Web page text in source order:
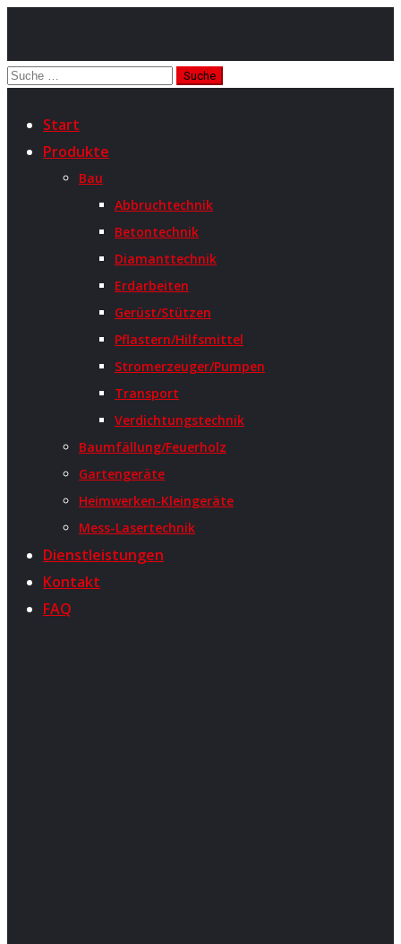
Start
Produkte
Bau
Abbruchtechnik
Betontechnik
Diamanttechnik
Erdarbeiten
Gerüst/Stützen
Pflastern/Hilfsmittel
Stromerzeuger/Pumpen
Transport
Verdichtungstechnik
Baumfällung/Feuerholz
Gartengeräte
Heimwerken-Kleingeräte
Mess-Lasertechnik
Dienstleistungen
Kontakt
FAQ